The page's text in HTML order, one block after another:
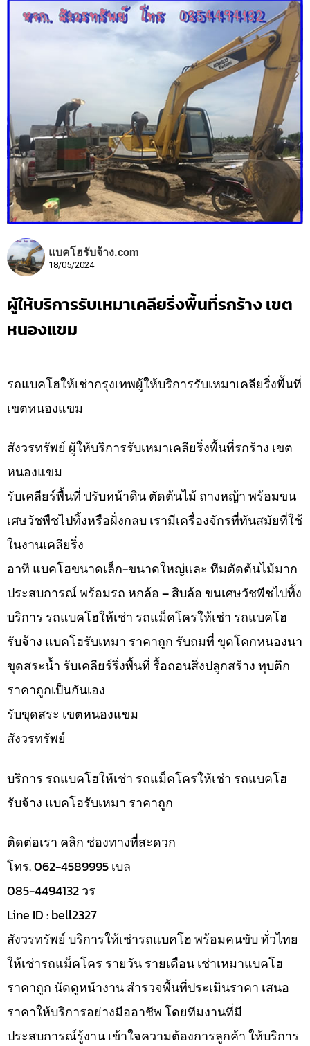
แบคโฮรับจ้าง.com
18/05/2024
ผู้ให้บริการรับเหมาเคลียริ่งพื้นที่รกร้าง เขต
หนองแขม
รถแบคโฮให้เช่ากรุงเทพผู้ให้บริการรับเหมาเคลียริ่งพื้นที่
เขตหนองแขม
สังวรทรัพย์ ผู้ให้บริการรับเหมาเคลียริ่งพื้นที่รกร้าง เขต
หนองแขม
รับเคลียร์พื้นที่ ปรับหน้าดิน ตัดต้นไม้ ถางหญ้า พร้อมขน
เศษวัชพืชไปทิ้งหรือฝั่งกลบ เรามีเครื่องจักรที่ทันสมัยที่ใช้
ในงานเคลียริ่ง
อาทิ แบคโฮขนาดเล็ก-ขนาดใหญ่และ ทีมตัดต้นไม้มาก
ประสบการณ์ พร้อมรถ หกล้อ – สิบล้อ ขนเศษวัชพืชไปทิ้ง
บริการ รถแบคโฮให้เช่า รถแม็คโครให้เช่า รถแบคโฮ
รับจ้าง แบคโฮรับเหมา ราคาถูก รับถมที่ ขุดโคกหนองนา
ขุดสระน้ำ รับเคลียร์ริ่งพื้นที่ รื้อถอนสิ่งปลูกสร้าง ทุบตึก
ราคาถูกเป็นกันเอง
รับขุดสระ เขตหนองแขม
สังวรทรัพย์
บริการ รถแบคโฮให้เช่า รถแม็คโครให้เช่า รถแบคโฮ
รับจ้าง แบคโฮรับเหมา ราคาถูก
ติดต่อเรา คลิก ช่องทางที่สะดวก
โทร. 062-4589995 เบล
085-4494132 วร
Line ID : bell2327
สังวรทรัพย์ บริการให้เช่ารถแบคโฮ พร้อมคนขับ ทั่วไทย
ให้เช่ารถแม็คโคร รายวัน รายเดือน เช่าเหมาแบคโฮ
ราคาถูก นัดดูหน้างาน สำรวจพื้นที่ประเมินราคา เสนอ
ราคาให้บริการอย่างมืออาชีพ โดยทีมงานที่มี
ประสบการณ์รู้งาน เข้าใจความต้องการลูกค้า ให้บริการ